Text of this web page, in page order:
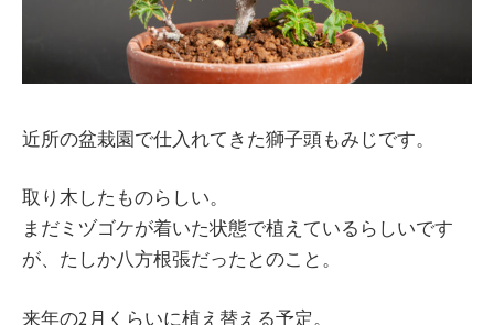
近所の盆栽園で仕入れてきた獅子頭もみじです。
取り木したものらしい。
まだミヅゴケが着いた状態で植えているらしいです
が、たしか八方根張だったとのこと。
来年の2月くらいに植え替える予定。